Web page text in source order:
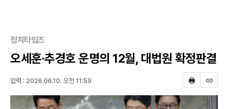
펼
치
기
정치타임즈
오세훈·추경호 운명의 12월, 대법원 확정판결
프
린
트
스
크
입력 : 2026.06.10. 오전 11:59